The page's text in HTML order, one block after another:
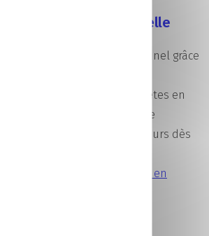
professionnelle
d’être rapidement opérationnel grâce
entreprise.
des compétences concrètes en
futur métier. Cette expérience
très valorisée par les recruteurs dès
du travail.
après une formation en
professionnelle